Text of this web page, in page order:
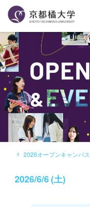
navigate_before 2026オープンキャンパス
2026/6/6(土)